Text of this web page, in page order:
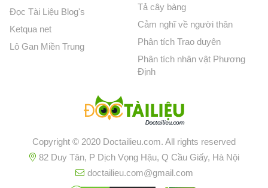
Đọc Tài Liệu Blog's
Ketqua net
Lô Gan Miền Trung
Tả cây bàng
Cảm nghĩ về người thân
Phân tích Trao duyên
Phân tích nhân vật Phương
Định
Copyright © 2020 Doctailieu.com. All rights reserved
82 Duy Tân, P Dịch Vọng Hậu, Q Cầu Giấy, Hà Nội
doctailieu.com@gmail.com